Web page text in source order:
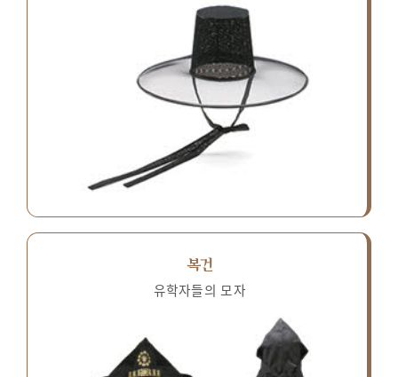
복건
유학자들의 모자